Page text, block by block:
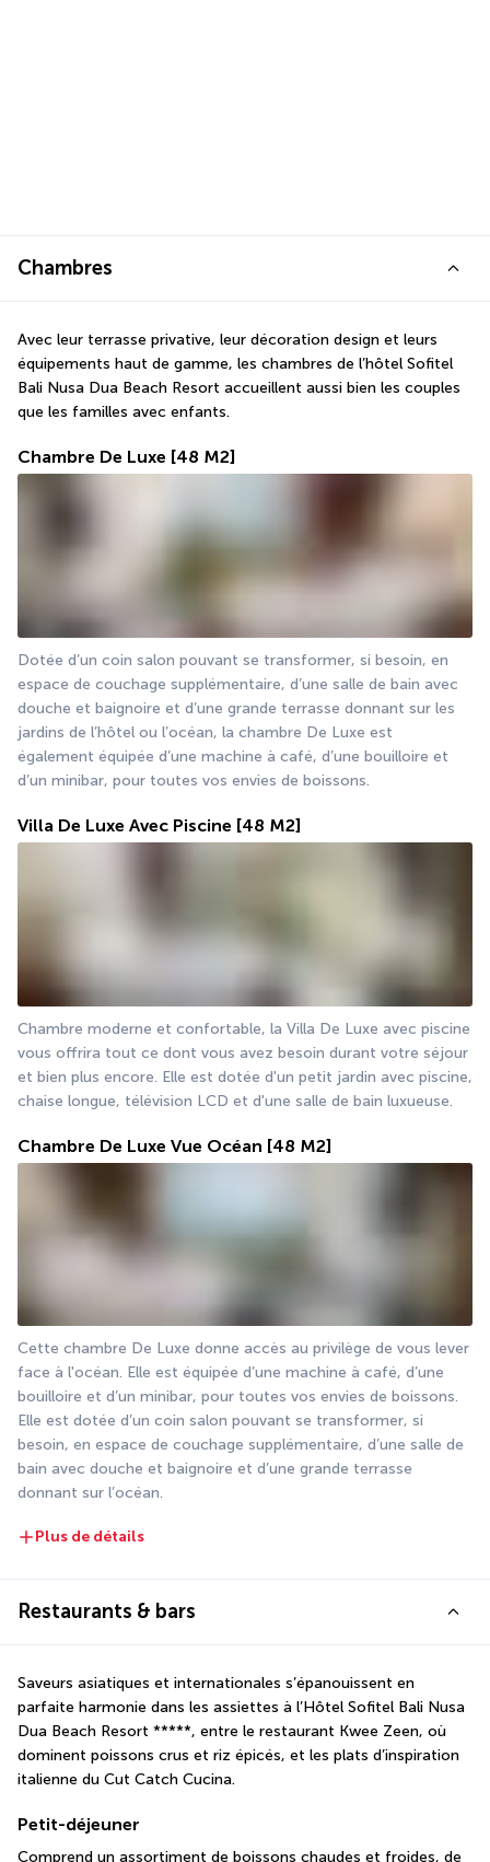
Chambres
Avec leur terrasse privative, leur décoration design et leurs
équipements haut de gamme, les chambres de l’hôtel Sofitel
Bali Nusa Dua Beach Resort accueillent aussi bien les couples
que les familles avec enfants.
Chambre De Luxe [48 M2]
Dotée d’un coin salon pouvant se transformer, si besoin, en
espace de couchage supplémentaire, d’une salle de bain avec
douche et baignoire et d’une grande terrasse donnant sur les
jardins de l’hôtel ou l’océan, la chambre De Luxe est
également équipée d’une machine à café, d’une bouilloire et
d’un minibar, pour toutes vos envies de boissons.
Villa De Luxe Avec Piscine [48 M2]
Chambre moderne et confortable, la Villa De Luxe avec piscine
vous offrira tout ce dont vous avez besoin durant votre séjour
et bien plus encore. Elle est dotée d'un petit jardin avec piscine,
chaise longue, télévision LCD et d'une salle de bain luxueuse.
Chambre De Luxe Vue Océan [48 M2]
Cette chambre De Luxe donne accès au privilège de vous lever
face à l'océan. Elle est équipée d’une machine à café, d’une
bouilloire et d’un minibar, pour toutes vos envies de boissons.
Elle est dotée d’un coin salon pouvant se transformer, si
besoin, en espace de couchage supplémentaire, d’une salle de
bain avec douche et baignoire et d’une grande terrasse
donnant sur l’océan.
Plus de détails
Restaurants & bars
Saveurs asiatiques et internationales s’épanouissent en
parfaite harmonie dans les assiettes à l’Hôtel Sofitel Bali Nusa
Dua Beach Resort *****, entre le restaurant Kwee Zeen, où
dominent poissons crus et riz épicés, et les plats d’inspiration
italienne du Cut Catch Cucina.
Petit-déjeuner
Comprend un assortiment de boissons chaudes et froides, de